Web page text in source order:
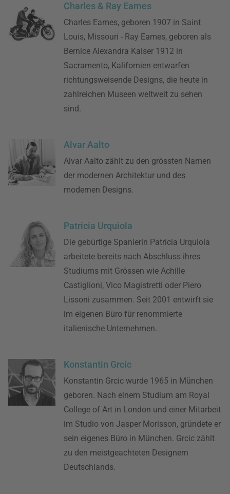
Charles & Ray Eames
Charles Eames, geboren 1907 in Saint
Louis, Missouri - Ray Eames, geboren als
Bernice Alexandra Kaiser 1912 in
Sacramento, Kalifornien entwarfen
richtungsweisende Designs, die heute in
zahlreichen Museen weltweit zu sehen
sind.
Alvar Aalto
Alvar Aalto zählt zu den grössten Namen
der modernen Architektur und des
modernen Designs.
Patricia Urquiola
Die gebürtige Spanierin Patricia Urquiola
arbeitete bereits nach Abschluss ihres
Studiums mit Grössen wie Achille
Castiglioni, Vico Magistretti oder Piero
Lissoni zusammen. Seit 2001 entwirft sie
im eigenen Büro für renommierte
italienische Unternehmen.
Konstantin Grcic
Konstantin Grcic wurde 1965 in München
geboren. Nach einem Studium am Royal
College of Art in London und einer Mitarbeit
im Studio von Jasper Morisson, gründete er
sein eigenes Büro in München. Grcic zählt
zu den meistgeachteten Designern
Deutschlands.